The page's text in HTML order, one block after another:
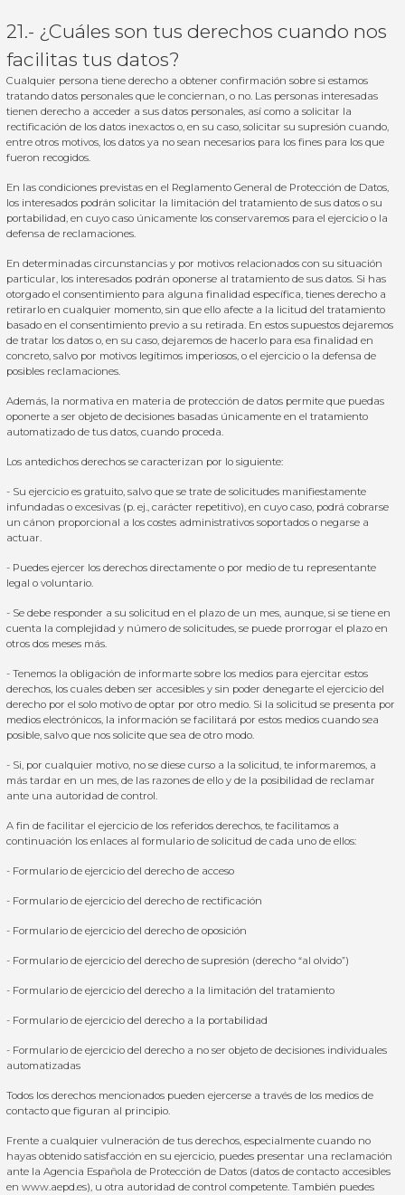
21.- ¿Cuáles son tus derechos cuando nos
facilitas tus datos?
Cualquier persona tiene derecho a obtener confirmación sobre si estamos
tratando datos personales que le conciernan, o no. Las personas interesadas
tienen derecho a acceder a sus datos personales, así como a solicitar la
rectificación de los datos inexactos o, en su caso, solicitar su supresión cuando,
entre otros motivos, los datos ya no sean necesarios para los fines para los que
fueron recogidos.
En las condiciones previstas en el Reglamento General de Protección de Datos,
los interesados podrán solicitar la limitación del tratamiento de sus datos o su
portabilidad, en cuyo caso únicamente los conservaremos para el ejercicio o la
defensa de reclamaciones.
En determinadas circunstancias y por motivos relacionados con su situación
particular, los interesados podrán oponerse al tratamiento de sus datos. Si has
otorgado el consentimiento para alguna finalidad específica, tienes derecho a
retirarlo en cualquier momento, sin que ello afecte a la licitud del tratamiento
basado en el consentimiento previo a su retirada. En estos supuestos dejaremos
de tratar los datos o, en su caso, dejaremos de hacerlo para esa finalidad en
concreto, salvo por motivos legítimos imperiosos, o el ejercicio o la defensa de
posibles reclamaciones.
Además, la normativa en materia de protección de datos permite que puedas
oponerte a ser objeto de decisiones basadas únicamente en el tratamiento
automatizado de tus datos, cuando proceda.
Los antedichos derechos se caracterizan por lo siguiente:
- Su ejercicio es gratuito, salvo que se trate de solicitudes manifiestamente
infundadas o excesivas (p. ej., carácter repetitivo), en cuyo caso, podrá cobrarse
un cánon proporcional a los costes administrativos soportados o negarse a
actuar.
- Puedes ejercer los derechos directamente o por medio de tu representante
legal o voluntario.
- Se debe responder a su solicitud en el plazo de un mes, aunque, si se tiene en
cuenta la complejidad y número de solicitudes, se puede prorrogar el plazo en
otros dos meses más.
- Tenemos la obligación de informarte sobre los medios para ejercitar estos
derechos, los cuales deben ser accesibles y sin poder denegarte el ejercicio del
derecho por el solo motivo de optar por otro medio. Si la solicitud se presenta por
medios electrónicos, la información se facilitará por estos medios cuando sea
posible, salvo que nos solicite que sea de otro modo.
- Si, por cualquier motivo, no se diese curso a la solicitud, te informaremos, a
más tardar en un mes, de las razones de ello y de la posibilidad de reclamar
ante una autoridad de control.
A fin de facilitar el ejercicio de los referidos derechos, te facilitamos a
continuación los enlaces al formulario de solicitud de cada uno de ellos:
- Formulario de ejercicio del derecho de acceso
- Formulario de ejercicio del derecho de rectificación
- Formulario de ejercicio del derecho de oposición
- Formulario de ejercicio del derecho de supresión (derecho “al olvido”)
- Formulario de ejercicio del derecho a la limitación del tratamiento
- Formulario de ejercicio del derecho a la portabilidad
- Formulario de ejercicio del derecho a no ser objeto de decisiones individuales
automatizadas
Todos los derechos mencionados pueden ejercerse a través de los medios de
contacto que figuran al principio.
Frente a cualquier vulneración de tus derechos, especialmente cuando no
hayas obtenido satisfacción en su ejercicio, puedes presentar una reclamación
ante la Agencia Española de Protección de Datos (datos de contacto accesibles
en www.aepd.es), u otra autoridad de control competente. También puedes